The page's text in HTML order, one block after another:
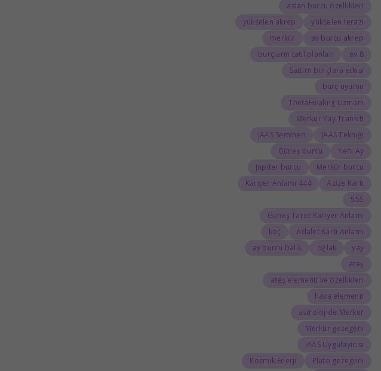
aslan burcu özellikleri
yükselen terazi
yükselen akrep
ay burcu akrep
merkür
8.ev
burçların tatil planları
Satürn burçlara etkisi
burç uyumu
ThetaHealing Uzmanı
Merkür Yay Transiti
JAAS Tekniği
JAAS Semineri
Yeni Ay
Güneş burcu
Merkür burcu
Jüpiter burcu
Azize Kartı
444 Kariyer Anlamı
555
Güneş Tarot Kariyer Anlamı
Adalet Kartı Anlamı
koç
yay
oğlak
ay burcu balık
ateş
ateş elementi ve özellikleri
hava elementi
astrolojide Merkür
Merkür gezegeni
JAAS Uygulayıcısı
Plüto gezegeni
Kozmik Enerji